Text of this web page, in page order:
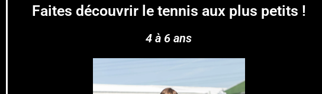
Faites découvrir le tennis aux plus petits !
4 à 6 ans